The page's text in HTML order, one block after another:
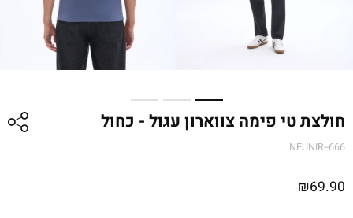
חולצת טי פימה צווארון עגול - כחול
NEUNIR--666
₪69.90